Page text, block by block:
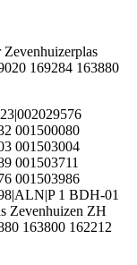
169284 163880
001500080
001503004
001503711
001503986
1 BDH-01
Zevenhuizen ZH
163800 162212